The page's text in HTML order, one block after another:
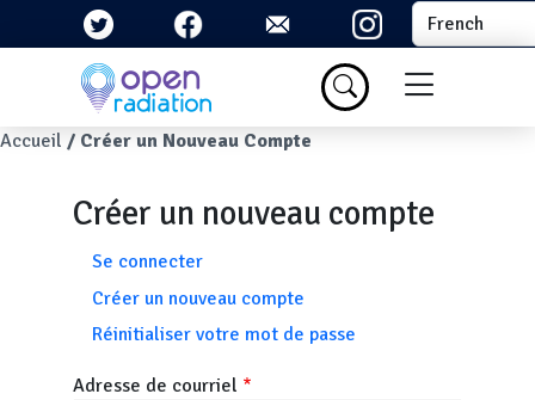
Aller au contenu principal Select your
Menu du
Fil d'Ariane
Accueil Créer un Nouveau Compte
Créer un nouveau compte
Onglets principaux
Se connecter
Créer un nouveau compte
Réinitialiser votre mot de passe
Adresse de courriel